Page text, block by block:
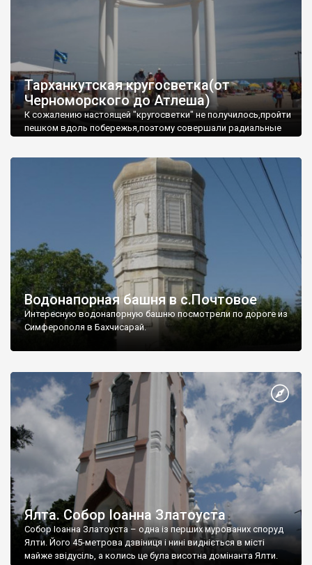
Тарханкутская кругосветка(от
Черноморского до Атлеша)
К сожалению настоящей "кругосветки" не получилось,пройти
пешком вдоль побережья,поэтому совершали радиальные
Водонапорная башня в с.Почтовое
Интересную водонапорную башню посмотрели по дороге из
Симферополя в Бахчисарай.
Ялта. Собор Іоанна Златоуста
Собор Іоанна Златоуста – одна із перших мурованих споруд
Ялти. Його 45-метрова дзвіниця і нині видніється в місті
майже звідусіль, а колись це була висотна домінанта Ялти.